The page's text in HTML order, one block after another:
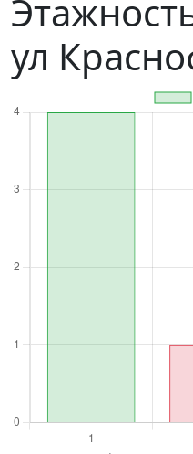
ул